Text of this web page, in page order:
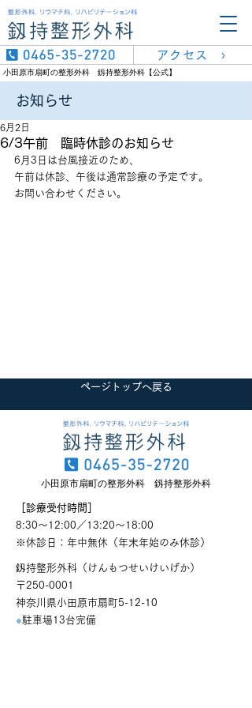
アクセス ›
小田原市扇町の整形外科 釼持整形外科【公式】
​お知らせ
6/3午前 臨時休診のお知らせ
6月2日
6月3日は台風接近のため、
午前は休診、午後は通常診療の予定です。
お問い合わせください。
ページトップへ戻る
小田原市扇町の整形外科 釼持整形外科
［診療受付時間］
8:30～12:00／13:20～18:00
​※休診日：年中無休（年末年始のみ休診）
釼持整形外科（けんもつせいけいげか）
〒250-0001
神奈川県小田原市扇町5-12-10
●駐車場13台完備